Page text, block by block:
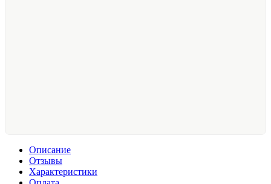
Описание
Отзывы
Характеристики